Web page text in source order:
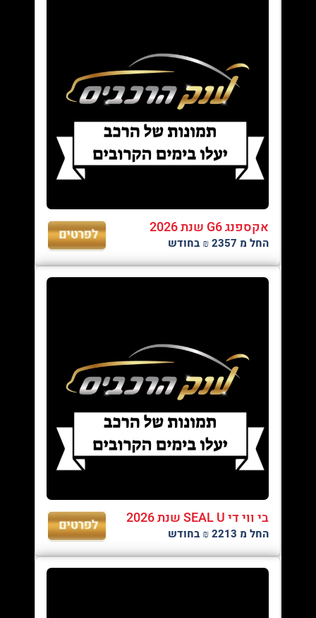
אקספנג G6 שנת 2026
החל מ 2357 ₪ בחודש
בי ווי די SEAL U שנת 2026
החל מ 2213 ₪ בחודש